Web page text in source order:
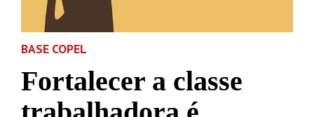
BASE COPEL
Fortalecer a classe